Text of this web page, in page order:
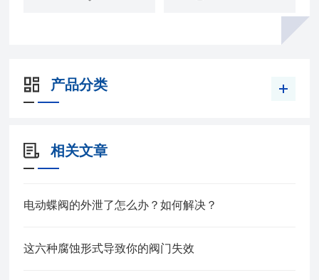
产品分类
相关文章
电动蝶阀的外泄了怎么办？如何解决？
这六种腐蚀形式导致你的阀门失效